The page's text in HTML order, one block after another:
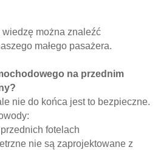
można znaleźć
małego pasażera.
na przednim
y?
nie do końca jest to bezpieczne.
fotelach
nie są zaprojektowane z